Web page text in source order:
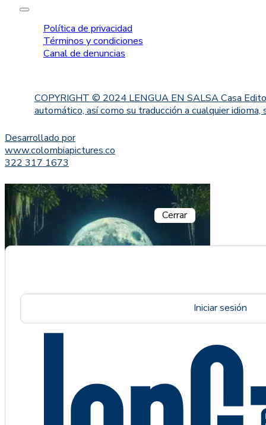
Política de privacidad
Términos y condiciones
Canal de denuncias
COPYRIGHT © 2024 LENGUA EN SALSA Casa
automático, así como su traducción a cualquier
Desarrollado por
www.colombiapictures.co
322 317 1673
Cerrar
Iniciar sesión